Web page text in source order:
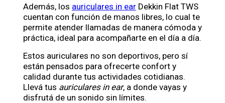
Además, los auriculares in ear Dekkin Flat TWS
cuentan con función de manos libres, lo cual te
permite atender llamadas de manera cómoda y
práctica, ideal para acompañarte en el día a día.
Estos auriculares no son deportivos, pero sí
están pensados para ofrecerte confort y
calidad durante tus actividades cotidianas.
Llevá tus auriculares in ear, a donde vayas y
disfrutá de un sonido sin límites.